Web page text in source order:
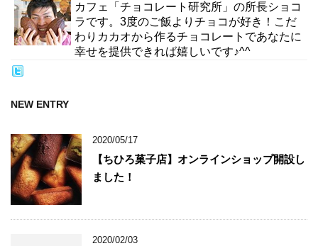
カフェ「チョコレート研究所」の所長ショコ
ラです。3度のご飯よりチョコが好き！こだ
わりカカオから作るチョコレートであなたに
幸せを提供できれば嬉しいです♪^^
NEW ENTRY
2020/05/17
【ちひろ菓子店】オンラインショップ開設し
ました！
2020/02/03